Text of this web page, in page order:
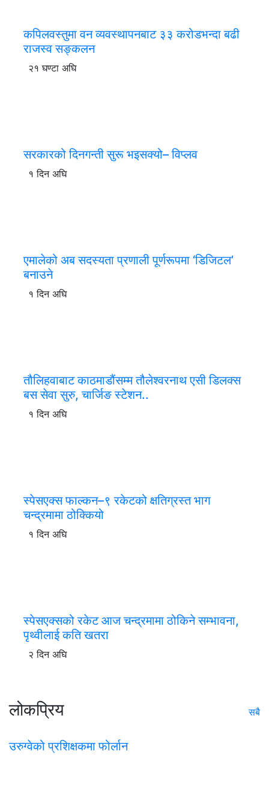
कपिलवस्तुमा वन व्यवस्थापनबाट ३३ करोडभन्दा बढी
राजस्व सङ्कलन
२१ घण्टा अघि
सरकारको दिनगन्ती सुरू भइसक्यो– विप्लव
१ दिन अघि
एमालेको अब सदस्यता प्रणाली पूर्णरूपमा ‘डिजिटल’
बनाउने
१ दिन अघि
तौलिहवाबाट काठमाडौंसम्म तौलेश्वरनाथ एसी डिलक्स
बस सेवा सुरु, चार्जिङ स्टेशन..
१ दिन अघि
स्पेसएक्स फाल्कन–९ रकेटको क्षतिग्रस्त भाग
चन्द्रमामा ठोक्कियो
१ दिन अघि
स्पेसएक्सको रकेट आज चन्द्रमामा ठोकिने सम्भावना,
पृथ्वीलाई कति खतरा
२ दिन अघि
लोकप्रिय सबै
उरुग्वेको प्रशिक्षकमा फोर्लान